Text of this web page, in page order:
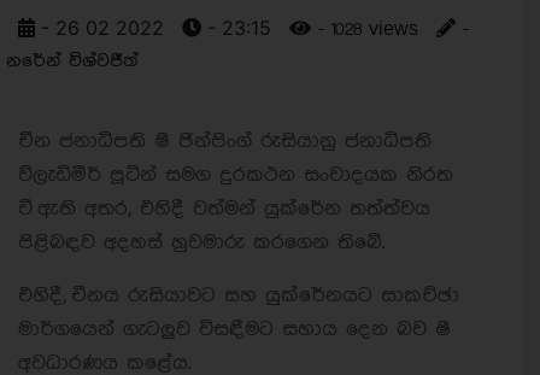
- 26 02 2022 - 23:15 - 1028 views
-
නරේන් විශ්වජීත්
චීන ජනාධිපති ෂී ජින්පිංග් රුසියානු ජනාධිපති
ව්ලැඩිමීර් පූටින් සමග දුරකථන සංවාදයක නිරත
වී ඇති අතර, එහිදී වත්මන් යුක්රේන තත්ත්වය
පිළිබඳව අදහස් හුවමාරු කරගෙන තිබේ.
එහිදී, චීනය රුසියාවට සහ යුක්රේනයට සාකච්ඡා
මාර්ගයෙන් ගැටලුව විසඳීමට සහාය දෙන බව ෂී
අවධාරණය කළේය.